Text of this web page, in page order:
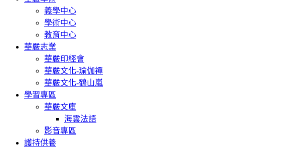
義學中心
學術中心
教育中心
華嚴志業
華嚴印經會
華嚴文化-瑜伽禪
華嚴文化-鶴山嵐
學習專區
華嚴文庫
海雲法語
影音專區
護持供養